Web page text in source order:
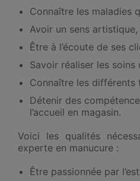
Connaître les maladies
Avoir un sens artistique,
Être à l’écoute de ses
Savoir réaliser les soins
Connaître les différents
Détenir des
l’accueil en magasin.
Voici les qualités
experte en manucure :
Être passionnée par